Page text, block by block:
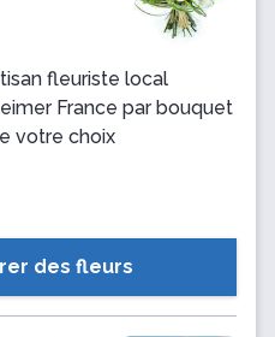
fleuriste local
France par bouquet
votre choix
des fleurs